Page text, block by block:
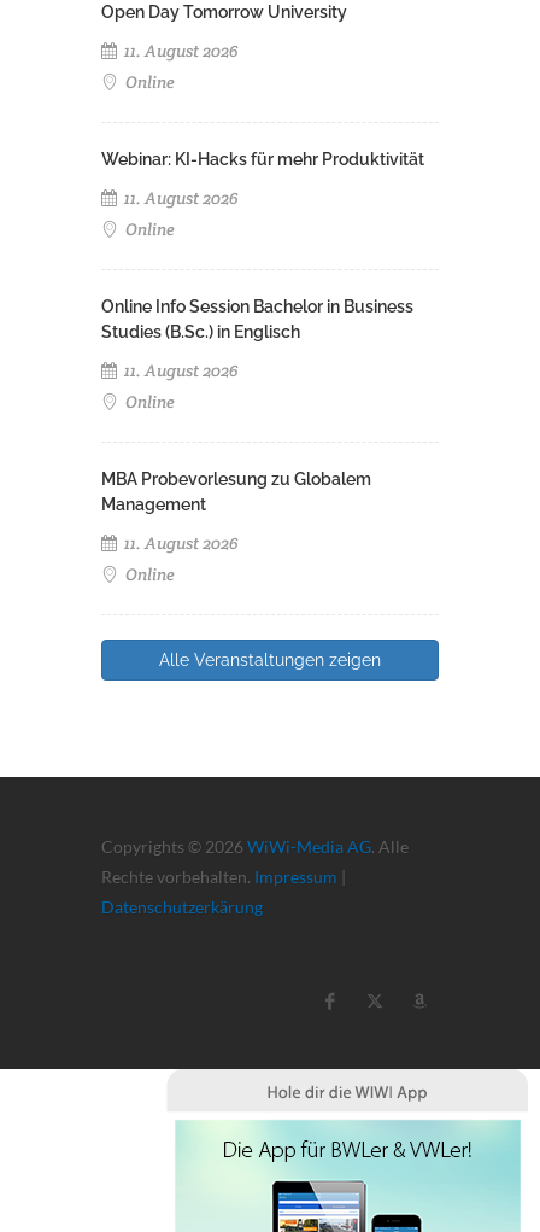
Open Day Tomorrow University
11. August 2026
Online
Webinar: KI-Hacks für mehr Produktivität
11. August 2026
Online
Online Info Session Bachelor in Business
Studies (B.Sc.) in Englisch
11. August 2026
Online
MBA Probevorlesung zu Globalem
Management
11. August 2026
Online
Alle Veranstaltungen zeigen
Copyrights © 2026 WiWi-Media AG. Alle
Rechte vorbehalten. Impressum |
Datenschutzerkärung